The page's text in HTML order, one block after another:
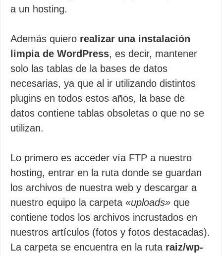
a un hosting.
Además quiero realizar una instalación
limpia de WordPress, es decir, mantener
solo las tablas de la bases de datos
necesarias, ya que al ir utilizando distintos
plugins en todos estos años, la base de
datos contiene tablas obsoletas o que no se
utilizan.
Lo primero es acceder vía FTP a nuestro
hosting, entrar en la ruta donde se guardan
los archivos de nuestra web y descargar a
nuestro equipo la carpeta «uploads» que
contiene todos los archivos incrustados en
nuestros artículos (fotos y fotos destacadas).
La carpeta se encuentra en la ruta raiz/wp-